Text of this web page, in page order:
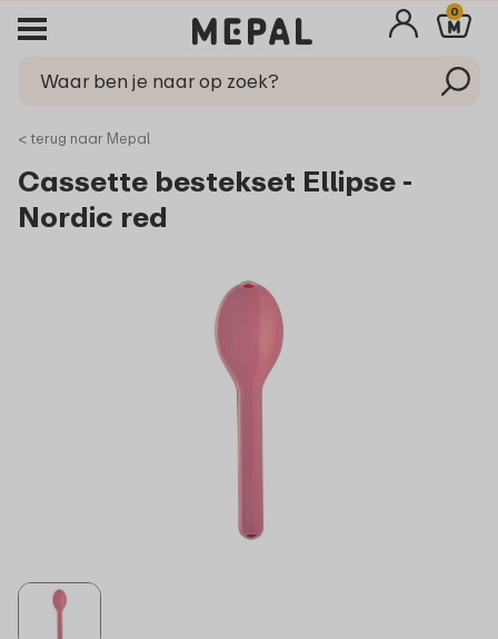
0
< terug naar Mepal
Cassette bestekset Ellipse -
Nordic red